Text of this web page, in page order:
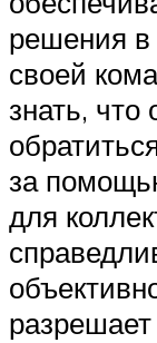
решения в
своей
знать, что
за
для